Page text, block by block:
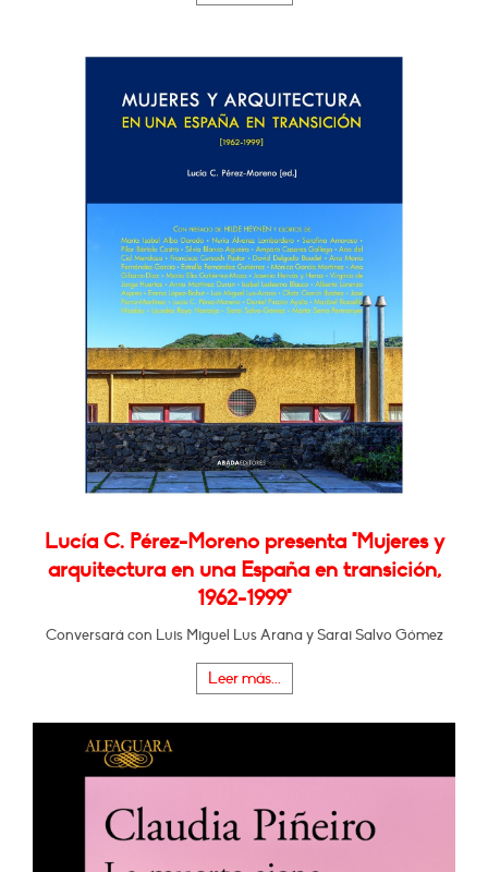
Lucía C. Pérez-Moreno presenta "Mujeres y
arquitectura en una España en transición,
1962-1999"
Conversará con Luis Miguel Lus Arana y Sarai Salvo Gómez
Leer más...